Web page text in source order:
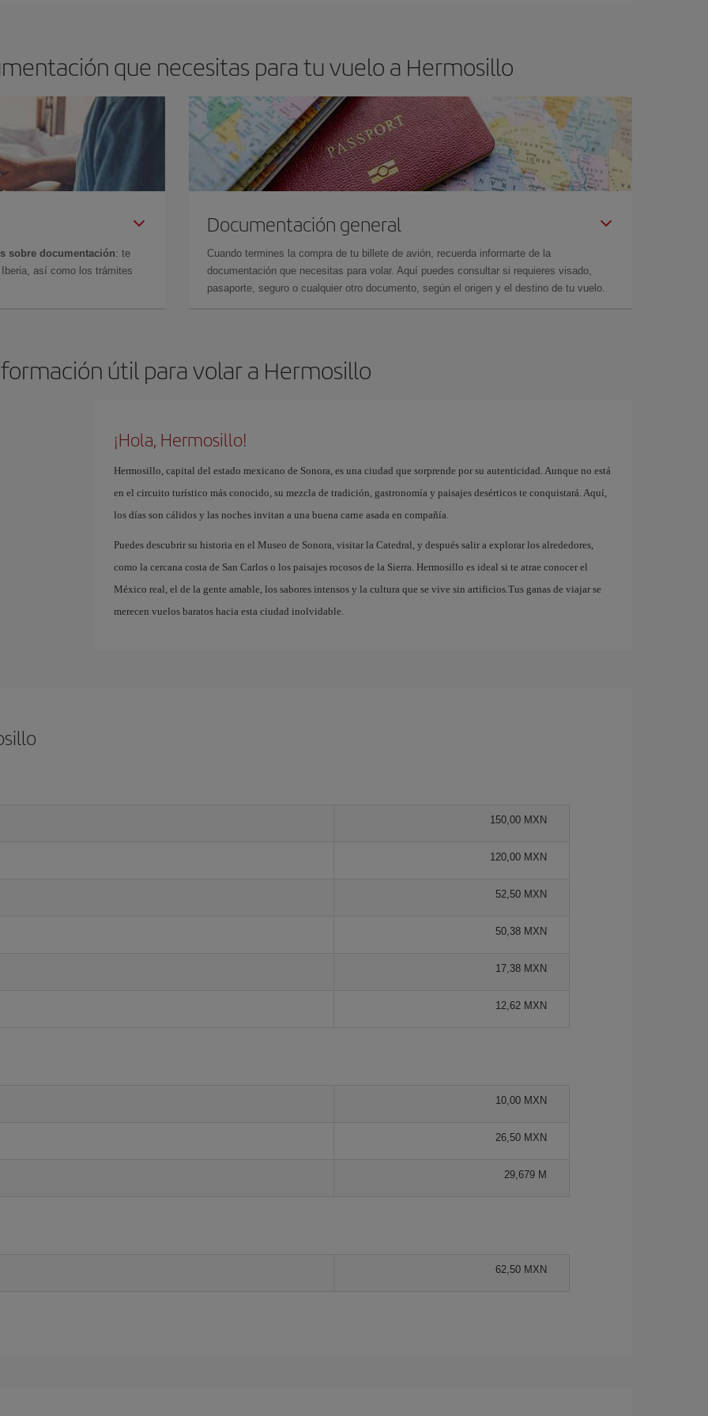
que necesitas para tu vuelo a Hermosillo
sobre documentación: te
así como los trámites
Documentación general
Cuando termines la compra de tu billete de avión, recuerda informarte de la
documentación que necesitas para volar. Aquí puedes consultar si requieres visado,
pasaporte, seguro o cualquier otro documento, según el origen y el destino de tu vuelo.
útil para volar a Hermosillo
¡Hola, Hermosillo!
Hermosillo, capital del estado mexicano de Sonora, es una ciudad que sorprende por su autenticidad. Aunque no está
en el circuito turístico más conocido, su mezcla de tradición, gastronomía y paisajes desérticos te conquistará. Aquí,
los días son cálidos y las noches invitan a una buena carne asada en compañía.
Puedes descubrir su historia en el Museo de Sonora, visitar la Catedral, y después salir a explorar los alrededores,
como la cercana costa de San Carlos o los paisajes rocosos de la Sierra. Hermosillo es ideal si te atrae conocer el
México real, el de la gente amable, los sabores intensos y la cultura que se vive sin artificios.Tus ganas de viajar se
merecen vuelos baratos hacia esta ciudad inolvidable.
150,00 MXN
120,00 MXN
52,50 MXN
50,38 MXN
17,38 MXN
12,62 MXN
10,00 MXN
26,50 MXN
29,679 M
62,50 MXN